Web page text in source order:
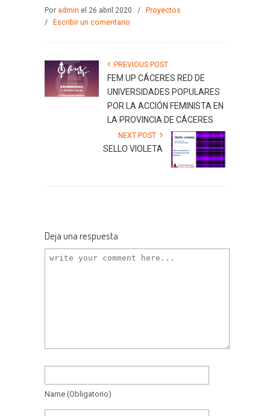
Por admin el 26 abril 2020 /
Proyectos
/ Escribir un comentario
PREVIOUS POST
FEM UP CÁCERES RED DE
UNIVERSIDADES POPULARES
POR LA ACCIÓN FEMINISTA EN
LA PROVINCIA DE CÁCERES
NEXT POST
SELLO VIOLETA
Deja una respuesta
Name (obligatorio)